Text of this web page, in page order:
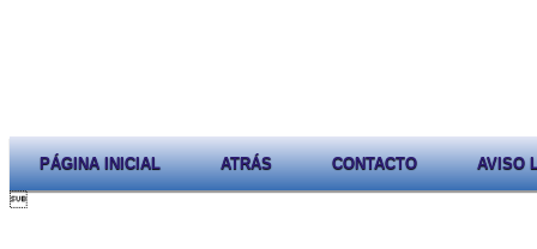
PÁGINA INICIAL ATRÁS CONTACTO AVISO
